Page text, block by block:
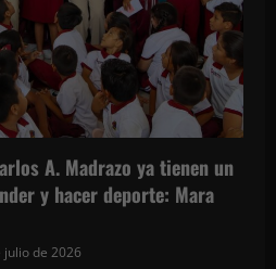
A. Madrazo ya tienen un
y hacer deporte: Mara
julio de 2026